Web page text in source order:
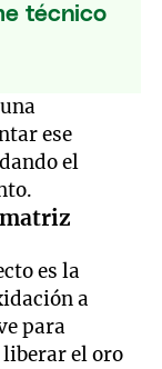
técnico
ese
el
es la
a
para
el oro